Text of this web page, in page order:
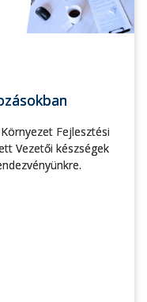
Fejlesztési
Vezetői készségek